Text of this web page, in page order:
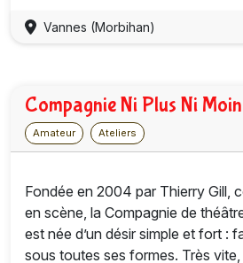
Vannes (Morbihan)
Compagnie Ni Plus Ni
Amateur Ateliers
Fondée en 2004 par Thierry Gill,
en scène, la Compagnie de
est née d’un désir simple et fort :
sous toutes ses formes. Très